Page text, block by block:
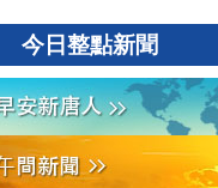
今日整點新聞